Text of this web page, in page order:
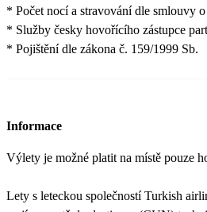
* Počet nocí a stravování dle smlouvy o
* Služby česky hovořícího zástupce
* Pojištění dle zákona č. 159/1999 Sb.
Informace
Výlety je možné platit na místě pouze
Lety s leteckou společností Turkish